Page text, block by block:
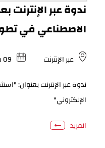
ندوة عبر الإنترنت
الاصطناعي في
عبر الإنترنت 09 مارس, 2022
ندوة عبر الإنترنت بعنوان:
الإلكتروني"
المزيد